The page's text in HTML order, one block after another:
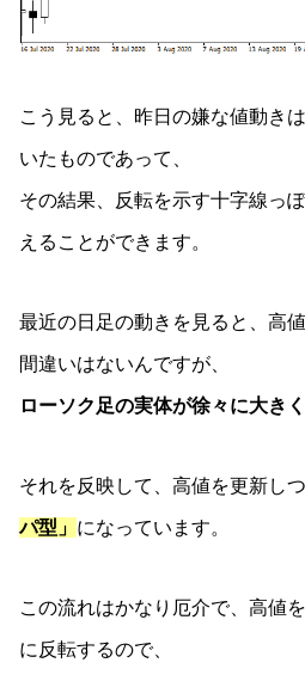
こう見ると、昨日の嫌な値動き
いたものであって、
その結果、反転を示す十字線っ
えることができます。
最近の日足の動きを見ると、高
間違いはないんですが、
ローソク足の実体が徐々に大き
それを反映して、高値を更新し
パ型」 になっています。
この流れはかなり厄介で、高値
に反転するので、